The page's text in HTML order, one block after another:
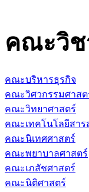
คณะวิช
คณะบริหารธุรกิจ
คณะวิศวกรรมศาสต
คณะวิทยาศาสตร์
คณะเทคโนโลยีสาร
คณะนิเทศศาสตร์
คณะพยาบาลศาสตร์
คณะเภสัชศาสตร์
คณะนิติศาสตร์